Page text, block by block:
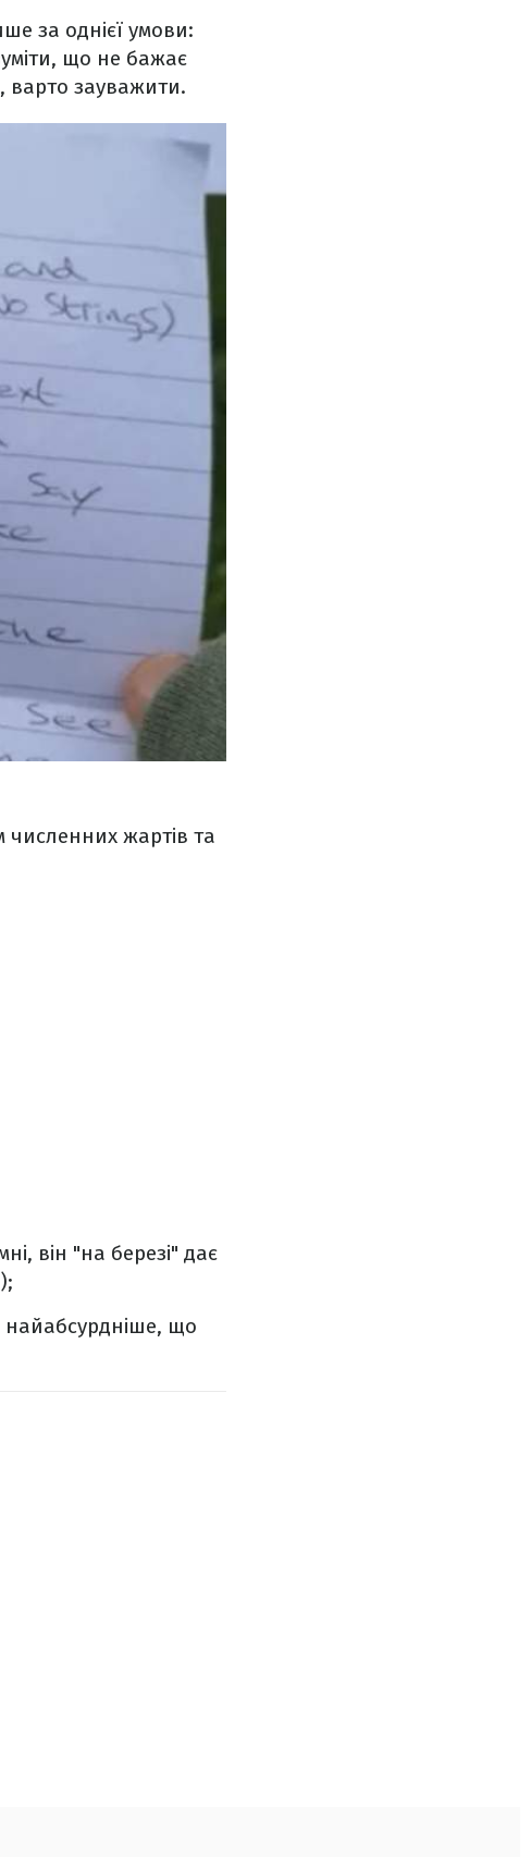
за однієї умови:
що не бажає
варто зауважити.
численних жартів та
він "на березі" дає
найабсурдніше, що